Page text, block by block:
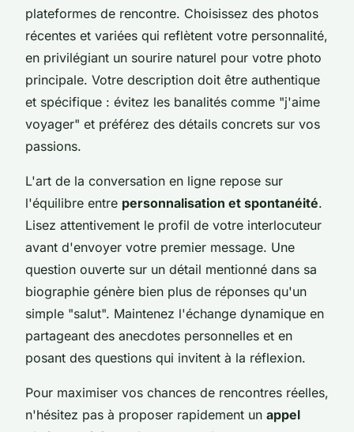
plateformes de rencontre. Choisissez des photos
récentes et variées qui reflètent votre personnalité,
en privilégiant un sourire naturel pour votre photo
principale. Votre description doit être authentique
et spécifique : évitez les banalités comme "j'aime
voyager" et préférez des détails concrets sur vos
passions.
L'art de la conversation en ligne repose sur
l'équilibre entre personnalisation et spontanéité.
Lisez attentivement le profil de votre interlocuteur
avant d'envoyer votre premier message. Une
question ouverte sur un détail mentionné dans sa
biographie génère bien plus de réponses qu'un
simple "salut". Maintenez l'échange dynamique en
partageant des anecdotes personnelles et en
posant des questions qui invitent à la réflexion.
Pour maximiser vos chances de rencontres réelles,
n'hésitez pas à proposer rapidement un appel